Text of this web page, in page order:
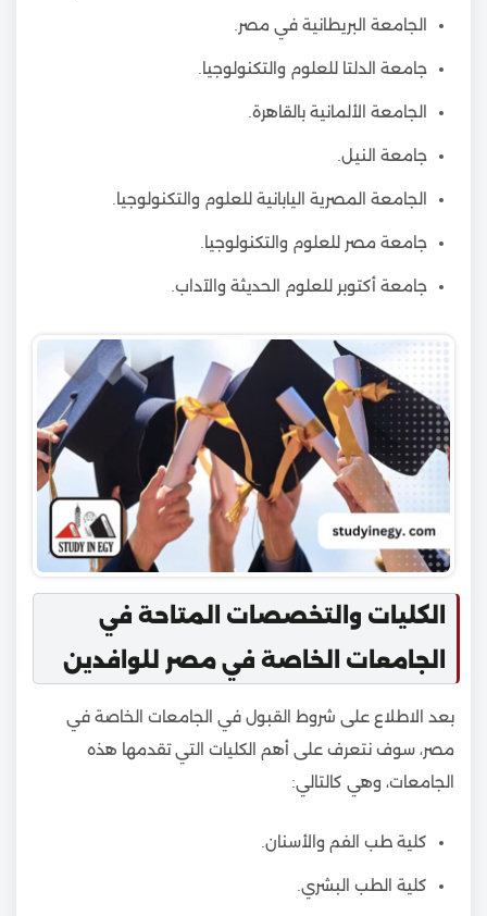
الجامعة البريطانية في مصر.
جامعة الدلتا للعلوم والتكنولوجيا.
الجامعة الألمانية بالقاهرة.
جامعة النيل.
الجامعة المصرية اليابانية للعلوم والتكنولوجيا.
جامعة مصر للعلوم والتكنولوجيا.
جامعة أكتوبر للعلوم الحديثة والآداب.
الكليات والتخصصات المتاحة في
الجامعات الخاصة في مصر للوافدين
بعد الاطلاع على شروط القبول في الجامعات الخاصة في
مصر، سوف نتعرف على أهم الكليات التي تقدمها هذه
الجامعات، وهي كالتالي:
كلية طب الفم والأسنان.
كلية الطب البشري.